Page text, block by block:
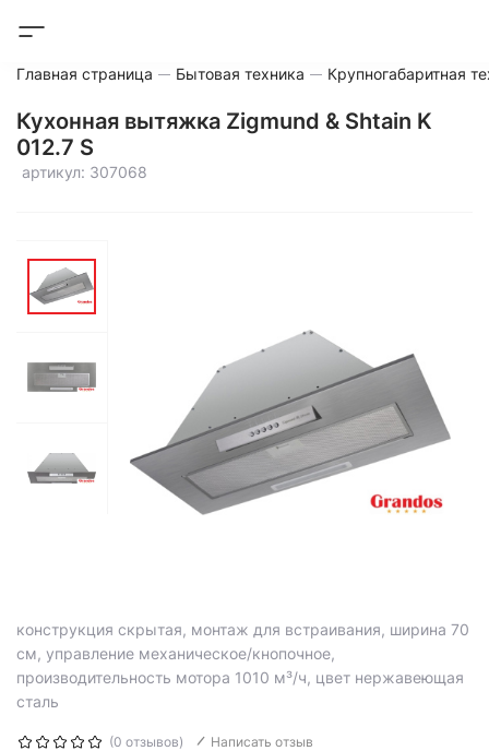
Главная страница Бытовая техника Крупногабаритная
Кухонная вытяжка Zigmund & Shtain K
012.7 S
артикул: 307068
конструкция скрытая, монтаж для встраивания, ширина 70
см, управление механическое/кнопочное,
производительность мотора 1010 м³/ч, цвет нержавеющая
сталь
(0 отзывов) Написать отзыв